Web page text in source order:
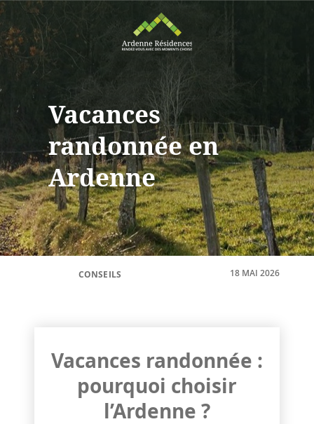
Vacances
randonnée en
Ardenne
CONSEILS 18 MAI 2026
Vacances randonnée :
pourquoi choisir
l’Ardenne ?